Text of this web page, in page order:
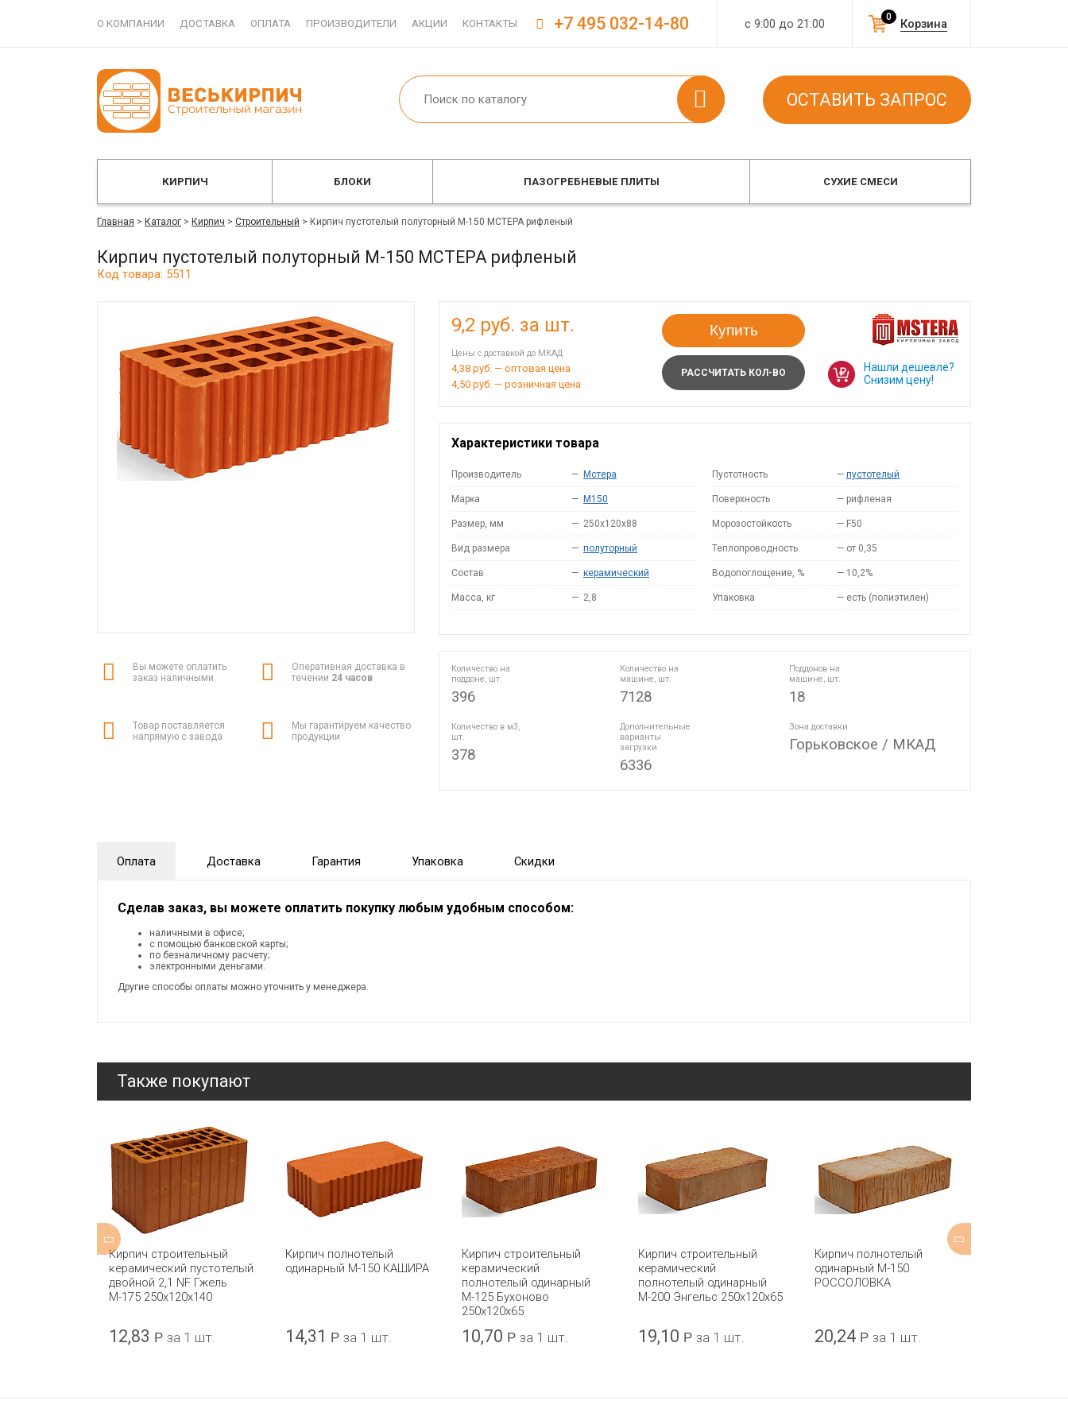
О КОМПАНИИ ДОСТАВКА ОПЛАТА ПРОИЗВОДИТЕЛИ АКЦИИ КОНТАКТЫ с 9:00 до 21:00 Корзина
0
+7 495 032-14-80
ОСТАВИТЬ ЗАПРОС
КИРПИЧ БЛОКИ ПАЗОГРЕБНЕВЫЕ ПЛИТЫ СУХИЕ СМЕСИ
Главная > Каталог > Кирпич > Строительный > Кирпич пустотелый полуторный М-150 МСТЕРА рифленый
Кирпич пустотелый полуторный М-150 МСТЕРА рифленый
Код товара: 5511
Вы можете оплатить
заказ наличными
Оперативная доставка в
течении 24 часов
Товар поставляется
напрямую с завода
Мы гарантируем качество
продукции
9,2 руб. за шт.
Цены с доставкой до МКАД
4,38 руб. — оптовая цена
4,50 руб. — розничная цена
Купить
РАССЧИТАТЬ КОЛ-ВО
Нашли дешевле?
Снизим цену!
Характеристики товара
Производитель — Мстера
Марка — M150
Размер, мм — 250x120x88
Вид размера — полуторный
Состав — керамический
Масса, кг — 2,8
Пустотность — пустотелый
Поверхность — рифленая
Морозостойкость — F50
Теплопроводность — от 0,35
Водопоглощение, % — 10,2%
Упаковка — есть (полиэтилен)
Количество на
поддоне, шт.
396
Количество на
машине, шт.
7128
Поддонов на
машине, шт.
18
Количество в м3,
шт.
378
Дополнительные
варианты
загрузки
6336
Зона доставки
Горьковское / МКАД
Оплата Доставка Гарантия Упаковка Скидки
Сделав заказ, вы можете оплатить покупку любым удобным способом:
наличными в офисе;
с помощью банковской карты;
по безналичному расчету;
электронными деньгами.
Другие способы оплаты можно уточнить у менеджера.
Также покупают
Кирпич строительный
керамический пустотелый
двойной 2,1 NF Гжель
М-175 250x120x140
12,83 Р за 1 шт.
Кирпич полнотелый
одинарный М-150 КАШИРА
14,31 Р за 1 шт.
Кирпич строительный
керамический
полнотелый одинарный
М-125 Бухоново
250х120х65
10,70 Р за 1 шт.
Кирпич строительный
керамический
полнотелый одинарный
М-200 Энгельс 250x120x65
19,10 Р за 1 шт.
Кирпич полнотелый
одинарный М-150
РОССОЛОВКА
20,24 Р за 1 шт.